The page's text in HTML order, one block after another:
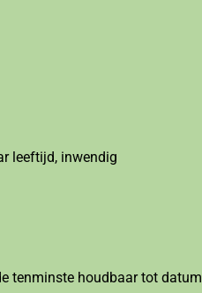
leeftijd, inwendig
tenminste houdbaar tot datum